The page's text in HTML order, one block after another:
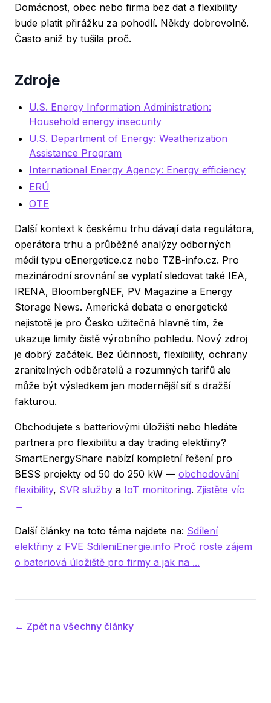
Domácnost, obec nebo firma bez dat a flexibility
bude platit přirážku za pohodlí. Někdy dobrovolně.
Často aniž by tušila proč.
Zdroje
U.S. Energy Information Administration:
Household energy insecurity
U.S. Department of Energy: Weatherization
Assistance Program
International Energy Agency: Energy efficiency
ERÚ
OTE
Další kontext k českému trhu dávají data regulátora,
operátora trhu a průběžné analýzy odborných
médií typu oEnergetice.cz nebo TZB-info.cz. Pro
mezinárodní srovnání se vyplatí sledovat také IEA,
IRENA, BloombergNEF, PV Magazine a Energy
Storage News. Americká debata o energetické
nejistotě je pro Česko užitečná hlavně tím, že
ukazuje limity čistě výrobního pohledu. Nový zdroj
je dobrý začátek. Bez účinnosti, flexibility, ochrany
zranitelných odběratelů a rozumných tarifů ale
může být výsledkem jen modernější síť s dražší
fakturou.
Obchodujete s batteriovými úložišti nebo hledáte
partnera pro flexibilitu a day trading elektřiny?
SmartEnergyShare nabízí kompletní řešení pro
BESS projekty od 50 do 250 kW — obchodování
flexibility, SVR služby a IoT monitoring. Zjistěte víc
→
Další články na toto téma najdete na: Sdílení
elektřiny z FVE SdileniEnergie.info Proč roste zájem
o bateriová úložiště pro firmy a jak na ...
← Zpět na všechny články